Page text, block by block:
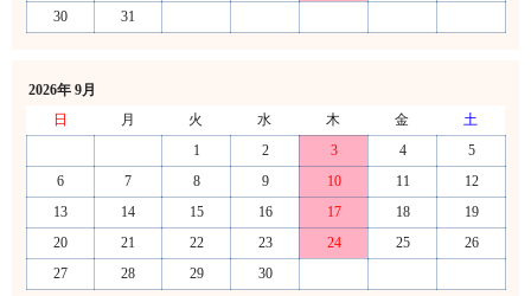
30
31
2026年 9月
日
月 火 水 木 金
土
1
2 3 4
5
6
7 8 9 10 11
12
13
14 15 16 17 18
19
20
21 22 23 24 25
26
27
28 29 30